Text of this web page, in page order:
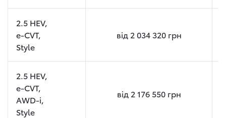
2.5 HEV,
e-CVT,
Style
від 2 034 320грн
2.5 HEV,
e-CVT,
AWD-i,
Style
від 2 176 550грн